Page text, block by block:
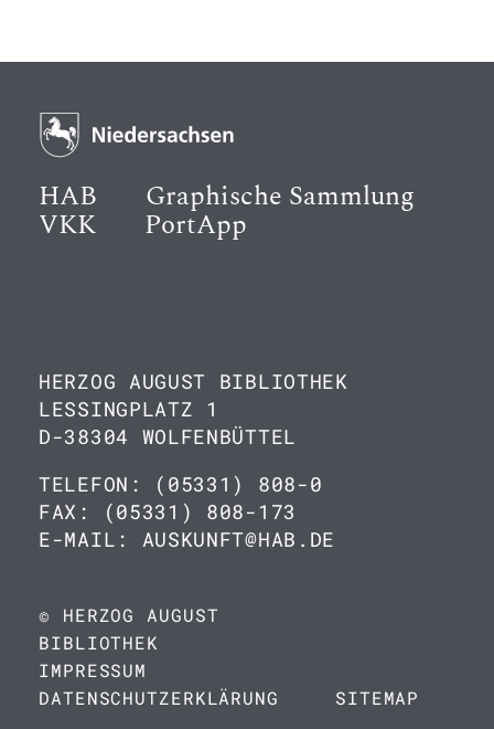
HAB Graphische Sammlung
VKK PortApp
HERZOG AUGUST BIBLIOTHEK
LESSINGPLATZ 1
D-38304 WOLFENBÜTTEL
TELEFON: (05331) 808-0
FAX: (05331) 808-173
E-MAIL: AUSKUNFT@HAB.DE
© HERZOG AUGUST
BIBLIOTHEK
IMPRESSUM
DATENSCHUTZERKLÄRUNG
SITEMAP